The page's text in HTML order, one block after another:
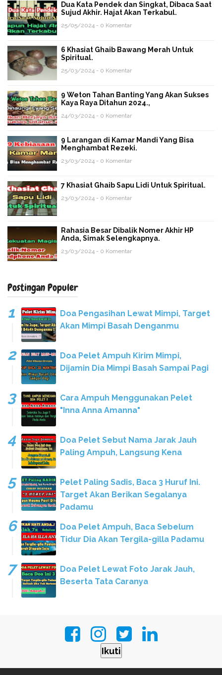
Dua Kata Pendek dan Singkat, Dibaca Saat
Sujud Akhir. Hajat Akan Terkabul.
25/05/2024 - 0 Komentar
6 Khasiat Ghaib Bawang Merah Untuk
Spiritual.
25/03/2024 - 0 Komentar
9 Weton Tahan Banting Yang Akan Sukses
Kaya Raya Ditahun 2024.,
24/03/2024 - 0 Komentar
9 Larangan di Kamar Mandi Yang Bisa
Menghambat Rezeki.
23/03/2024 - 0 Komentar
7 Khasiat Ghaib Sapu Lidi Untuk Spiritual.
23/03/2024 - 0 Komentar
Rahasia Besar Dibalik Nomer Akhir HP
Anda, Simak Selengkapnya.
23/03/2024 - 0 Komentar
Postingan Populer
Doa Pengasihan Lewat Mimpi, Target
Akan Mimpi Basah Denganmu
Doa Pelet Ampuh Kirim Mimpi,
Dijamin Dia Mimpi Basah Sampai Pagi
Cara Ampuh Menggunakan Pelet
"Inna Anna Amanna"
Doa Pelet Sebut Nama Jarak Jauh
Paling Ampuh, Langsung Kena
Pelet Paling Sadis, Baca 3 Huruf Ini.
Target Akan Berikan Segalanya
Padamu
Doa Pelet Ampuh, Baca Sebelum
Tidur Dia Akan Tergila-gilla Padamu
Doa Pelet Lewat Foto Jarak Jauh,
Beserta Tata Caranya
Ikuti